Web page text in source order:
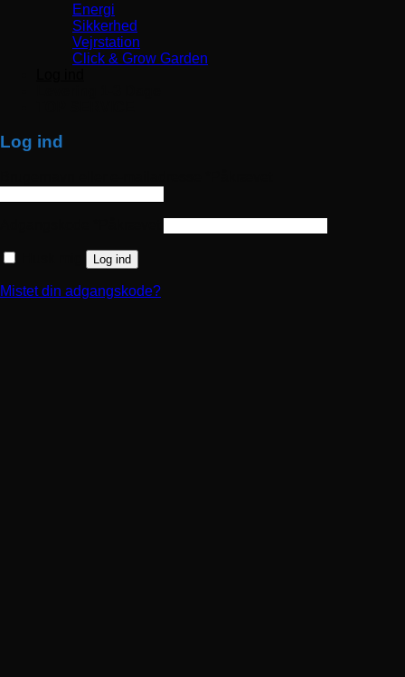
Energi
Sikkerhed
Vejrstation
Click & Grow Garden
Log ind
Log ind
Mistet din adgangskode?